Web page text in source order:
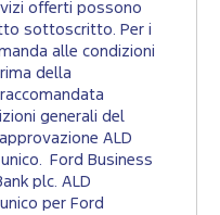
offerti possono
sottoscritto. Per i
alle condizioni
della
generali del
ALD
Ford Business
plc. ALD
per Ford